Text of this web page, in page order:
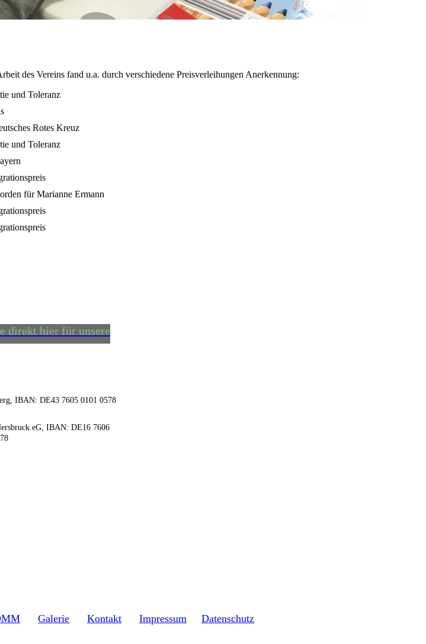
des Vereins fand u.a. durch verschiedene Preisverleihungen Anerkennung:
und Toleranz
Rotes Kreuz
und Toleranz
für Marianne Ermann
direkt hier für unsere
IBAN: DE43 7605 0101 0578
eG, IBAN: DE16 7606
Galerie Kontakt Impressum Datenschutz